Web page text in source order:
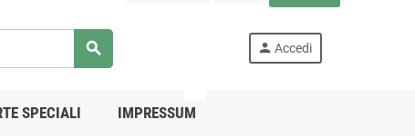
search person Accedi
SPECIALI IMPRESSUM